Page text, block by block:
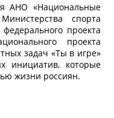
АНО «Национальные
спорта
проекта
проекта
задач «Ты в игре»
инициатив, которые
жизни россиян.